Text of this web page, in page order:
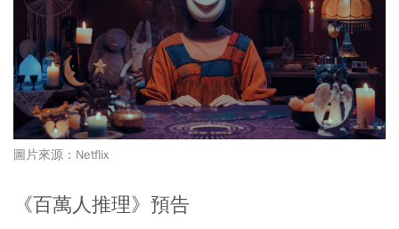
圖片來源：Netflix
《百萬人推理》預告